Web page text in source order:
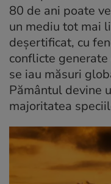
80 de ani poate
un mediu tot mai
deșertificat, cu
conflicte
se iau măsuri
Pământul devine
majoritatea